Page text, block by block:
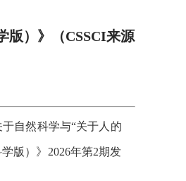
版）》（CSSCI来源
自然科学与“关于人的
版）》2026年第2期发